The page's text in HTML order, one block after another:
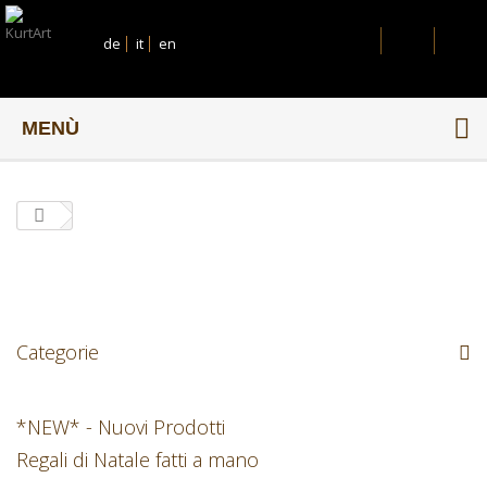
de it en
MENÙ
Categorie
*NEW* - Nuovi Prodotti
Regali di Natale fatti a mano